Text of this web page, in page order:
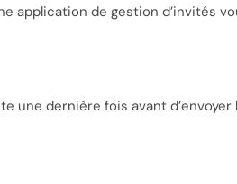
application de gestion d’invités
une dernière fois avant